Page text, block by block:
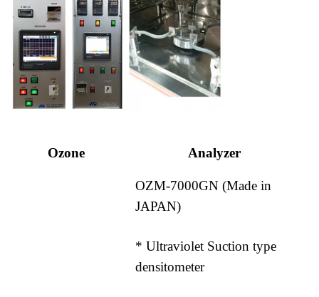
Ozone Analyzer
OZM-7000GN (Made in
JAPAN)
* Ultraviolet Suction type
densitometer